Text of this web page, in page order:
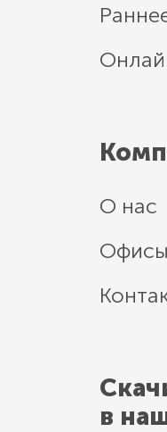
О нас
в